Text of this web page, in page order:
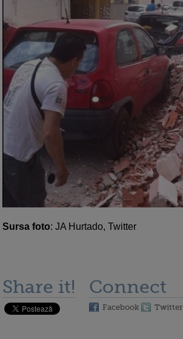
Sursa foto: JA Hurtado, Twitter
Share it! Connect
Facebook Twitter